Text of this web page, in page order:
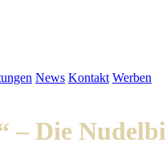
News Kontakt Werben
– Die